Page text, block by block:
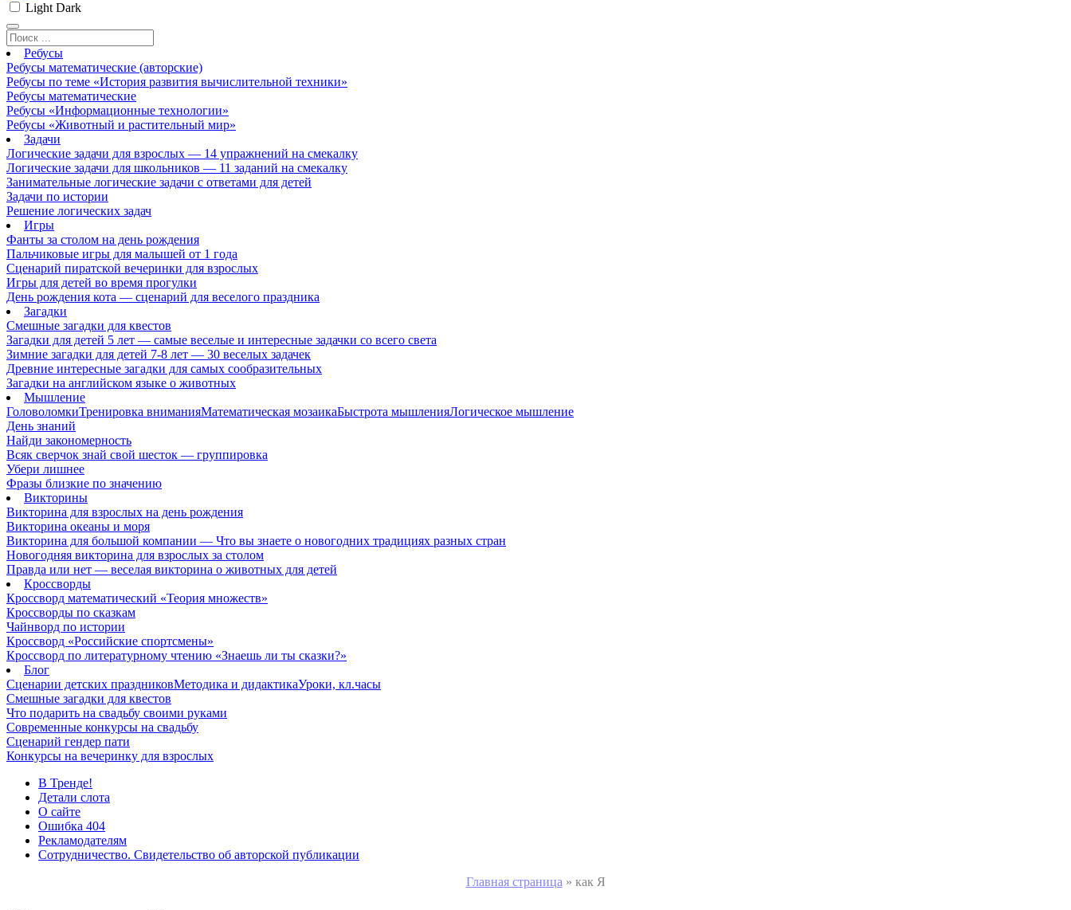
Light Dark
Ребусы
Ребусы математические (авторские)
Ребусы по теме «История развития вычислительной техники»
Ребусы математические
Ребусы «Информационные технологии»
Ребусы «Животный и растительный мир»
Задачи
Логические задачи для взрослых — 14 упражнений на смекалку
Логические задачи для школьников — 11 заданий на смекалку
Занимательные логические задачи с ответами для детей
Задачи по истории
Решение логических задач
Игры
Фанты за столом на день рождения
Пальчиковые игры для малышей от 1 года
Сценарий пиратской вечеринки для взрослых
Игры для детей во время прогулки
День рождения кота — сценарий для веселого праздника
Загадки
Смешные загадки для квестов
Загадки для детей 5 лет — самые веселые и интересные задачки со всего света
Зимние загадки для детей 7-8 лет — 30 веселых задачек
Древние интересные загадки для самых сообразительных
Загадки на английском языке о животных
Мышление
ГоловоломкиТренировка вниманияМатематическая мозаикаБыстрота мышленияЛогическое мышление
День знаний
Найди закономерность
Всяк сверчок знай свой шесток — группировка
Убери лишнее
Фразы близкие по значению
Викторины
Викторина для взрослых на день рождения
Викторина океаны и моря
Викторина для большой компании — Что вы знаете о новогодних традициях разных стран
Новогодняя викторина для взрослых за столом
Правда или нет — веселая викторина о животных для детей
Кроссворды
Кроссворд математический «Теория множеств»
Кроссворды по сказкам
Чайнворд по истории
Кроссворд «Российские спортсмены»
Кроссворд по литературному чтению «Знаешь ли ты сказки?»
Блог
Сценарии детских праздниковМетодика и дидактикаУроки, кл.часы
Смешные загадки для квестов
Что подарить на свадьбу своими руками
Современные конкурсы на свадьбу
Сценарий гендер пати
Конкурсы на вечеринку для взрослых
В Тренде!
Детали слота
О сайте
Ошибка 404
Рекламодателям
Сотрудничество. Свидетельство об авторской публикации
Главная страница » как Я